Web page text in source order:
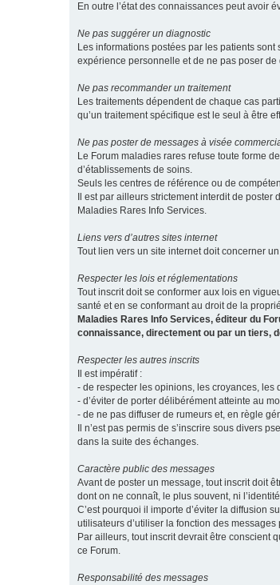
En outre l’état des connaissances peut avoir
Ne pas suggérer un diagnostic
Les informations postées par les patients
expérience personnelle et de ne pas poser de
Ne pas recommander un traitement
Les traitements dépendent de chaque cas
qu’un traitement spécifique est le seul à être
Ne pas poster de messages à visée
Le Forum maladies rares refuse toute forme
d’établissements de soins.
Seuls les centres de référence ou de
Il est par ailleurs strictement interdit de
Maladies Rares Info Services.
Liens vers d’autres sites internet
Tout lien vers un site internet doit concerner
Respecter les lois et réglementations
Tout inscrit doit se conformer aux lois en
santé et en se conformant au droit de la
Maladies Rares Info Services, éditeur du
connaissance, directement ou par un tiers,
Respecter les autres inscrits
Il est impératif :
- de respecter les opinions, les croyances, les
- d’éviter de porter délibérément atteinte au
- de ne pas diffuser de rumeurs et, en règle
Il n’est pas permis de s’inscrire sous divers
dans la suite des échanges.
Caractère public des messages
Avant de poster un message, tout inscrit doit
dont on ne connaît, le plus souvent, ni
C’est pourquoi il importe d’éviter la diffusion
utilisateurs d’utiliser la fonction des
Par ailleurs, tout inscrit devrait être conscient
ce Forum.
Responsabilité des messages